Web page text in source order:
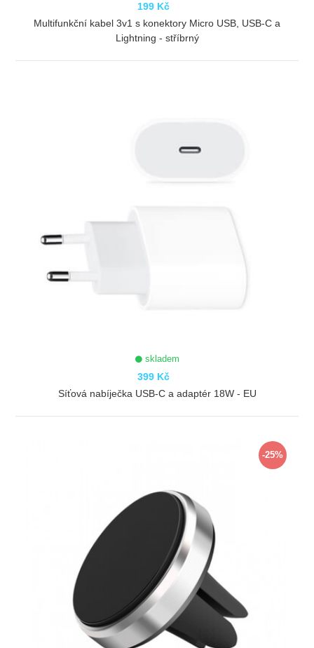
199 Kč
Multifunkční kabel 3v1 s konektory Micro USB, USB-C a
Lightning - stříbrný
skladem
399 Kč
Síťová nabíječka USB-C a adaptér 18W - EU
-25%